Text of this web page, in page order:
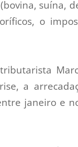
suína,
o
a
janeiro e